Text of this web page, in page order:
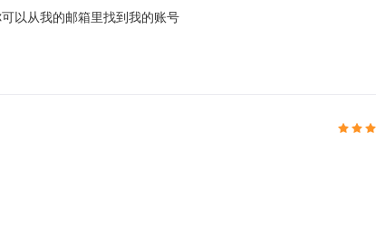
以从我的邮箱里找到我的账号